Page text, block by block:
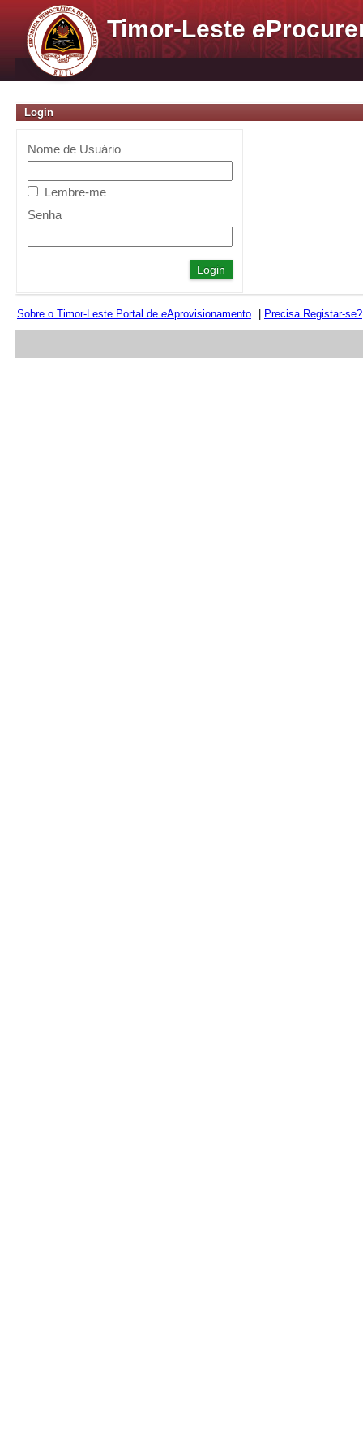
Timor-Lestee
Login
Nome de Usuário
Lembre-me
Senha
Sobre o Timor-Leste Portal de eAprovisionamento Precisa Registar-se?